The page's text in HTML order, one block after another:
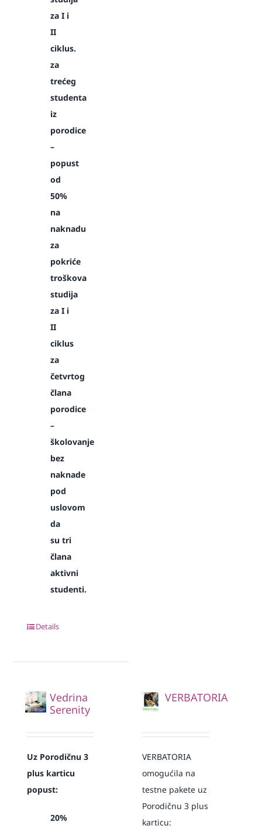
za I i
II
ciklus.
za
trećeg
studenta
iz
porodice
–
popust
od
50%
na
naknadu
za
pokriće
troškova
studija
za I i
II
ciklus
za
četvrtog
člana
porodice
–
školovanje
bez
naknade
pod
uslovom
da
su tri
člana
aktivni
studenti.
Details
Vedrina
Serenity
Uz Porodičnu 3
plus karticu
popust:
20%
VERBATORIA
VERBATORIA
omogućila na
testne pakete uz
Porodičnu 3 plus
karticu: